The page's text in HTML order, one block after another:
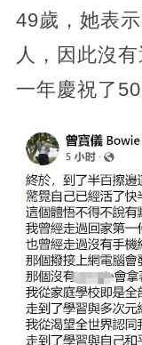
49歲，她表
人，因此沒
一年慶祝了50